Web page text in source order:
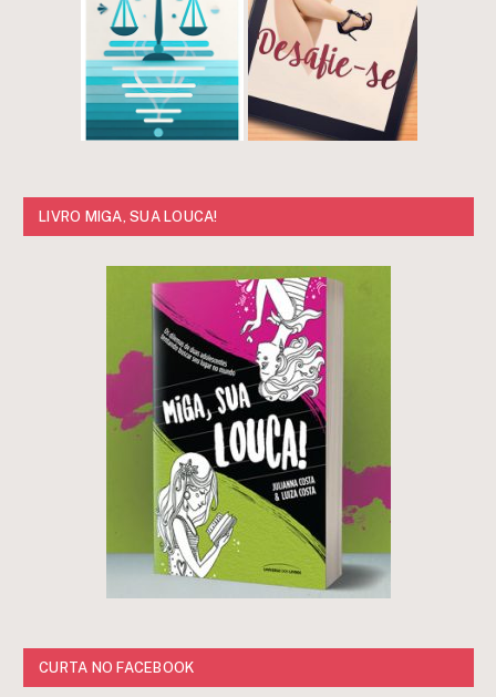
LIVRO MIGA, SUA LOUCA!
CURTA NO FACEBOOK